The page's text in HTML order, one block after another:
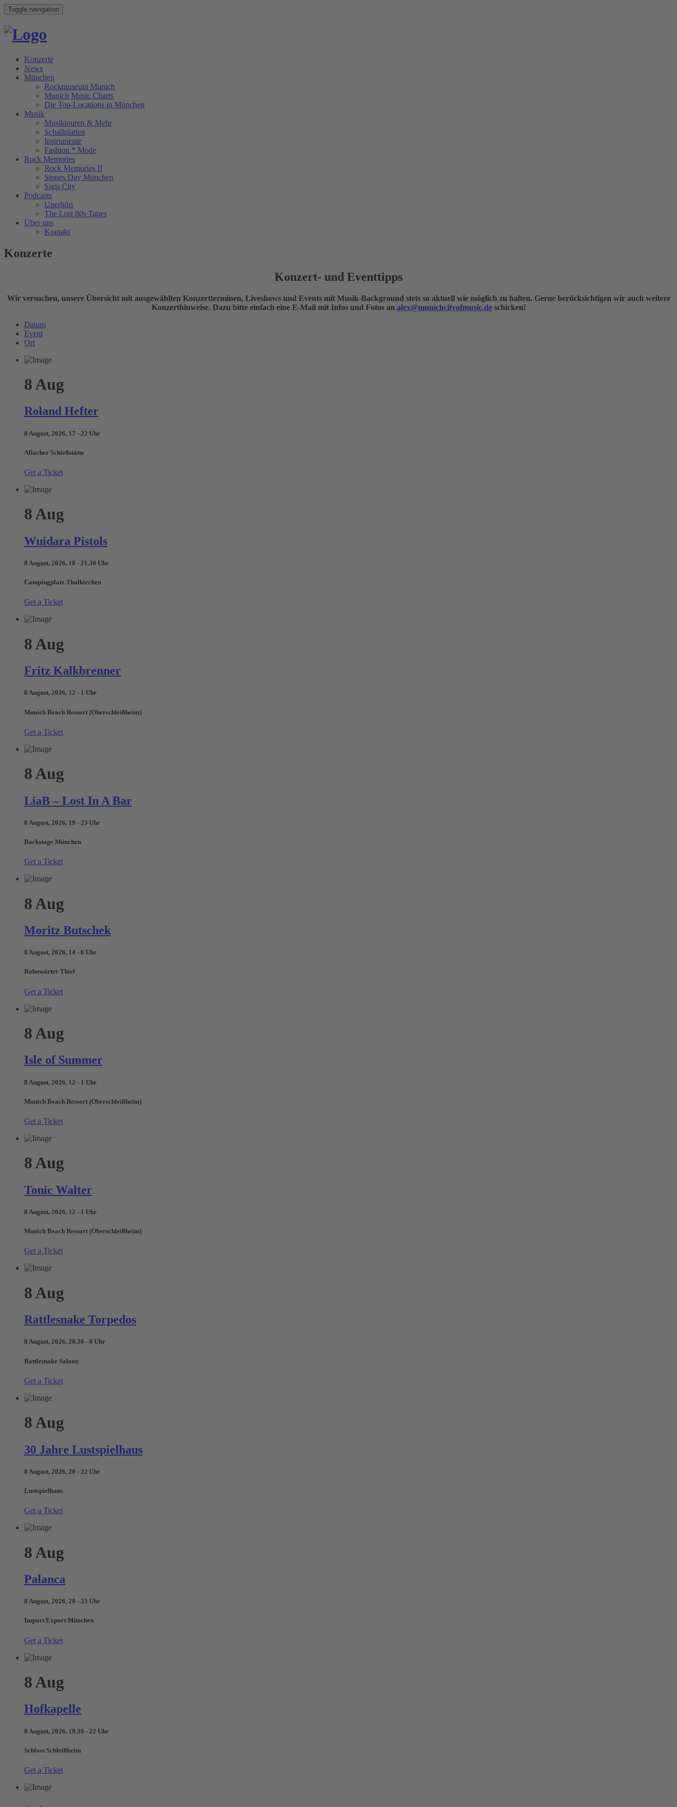
Toggle navigation
Konzerte
News
München
Rockmuseum Munich
Munich Music Charts
Die Top-Locations in München
Musik
Musiktouren & Mehr
Schallplatten
Instrumente
Fashion * Mode
Rock Memories
Rock Memories II
Stones Day München
Sigis City
Podcasts
Unerhört
The Lost 80s Tapes
Über uns
Kontakt
Konzerte
Konzert- und Eventtipps
Wir versuchen, unsere Übersicht mit ausgewählten Konzertterminen, Liveshows und Events mit Musik-Background stets so aktuell wie möglich zu halten. Gerne berücksichtigen wir auch weitere
Konzerthinweise. Dazu bitte einfach eine E-Mail mit Infos und Fotos an alex@munichcityofmusic.deschicken!
Datum
Event
Ort
8 Aug
Roland Hefter
8 August, 2026, 17 - 22 Uhr
Allacher Schießstätte
Get a Ticket
8Aug
Wuidara Pistols
8 August, 2026, 18 - 21.30 Uhr
Campingplatz Thalkirchen
Get a Ticket
8 Aug
Fritz Kalkbrenner
8 August, 2026, 12 - 1 Uhr
Munich Beach Ressort (Oberschleißheim)
Get a Ticket
8Aug
LiaB – Lost In A Bar
8 August, 2026, 19 - 23 Uhr
Backstage München
Get a Ticket
8 Aug
Moritz Butschek
8 August, 2026, 14 - 6 Uhr
Bahnwärter Thiel
Get a Ticket
8 Aug
Isle of Summer
8 August, 2026, 12 - 1 Uhr
Munich Beach Ressort (Oberschleißheim)
Get a Ticket
8Aug
Tonic Walter
8 August, 2026, 12 - 1 Uhr
Munich Beach Ressort (Oberschleißheim)
Get a Ticket
8 Aug
Rattlesnake Torpedos
8 August, 2026, 20.30 - 0 Uhr
Rattlesnake Saloon
Get a Ticket
8 Aug
30 Jahre Lustspielhaus
8 August, 2026, 20 - 22 Uhr
Lustspielhaus
Get a Ticket
8 Aug
Palanca
8 August, 2026, 20 - 23 Uhr
Import Export München
Get a Ticket
8 Aug
Hofkapelle
8 August, 2026, 19.30 - 22 Uhr
Schloss Schleißheim
Get a Ticket